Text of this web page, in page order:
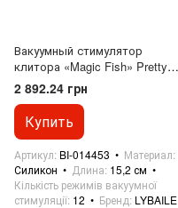
Вакуумный стимулятор
клитора «Magic Fish» Pretty
Love BI-014453
2 892.24 грн
Купить
Артикул BI-014453
Материал
Силикон
Длина 15,2 см
Кількість режимів вакуумної
стимуляції 12 Бренд LYBAILE